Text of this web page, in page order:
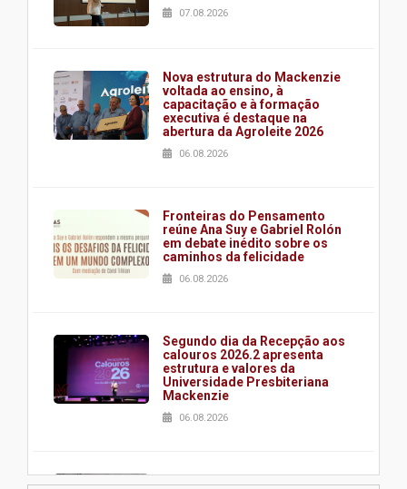
07.08.2026
Nova estrutura do Mackenzie
voltada ao ensino, à
capacitação e à formação
executiva é destaque na
abertura da Agroleite 2026
06.08.2026
Fronteiras do Pensamento
reúne Ana Suy e Gabriel Rolón
em debate inédito sobre os
caminhos da felicidade
06.08.2026
Segundo dia da Recepção aos
calouros 2026.2 apresenta
estrutura e valores da
Universidade Presbiteriana
Mackenzie
06.08.2026
Nova apresentação do Centro